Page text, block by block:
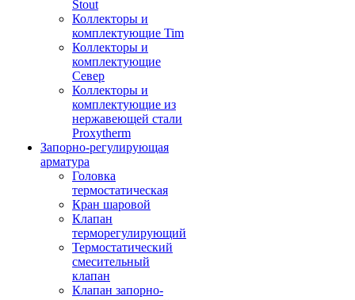
Stout
Коллекторы и
комплектующие Tim
Коллекторы и
комплектующие
Север
Коллекторы и
комплектующие из
нержавеющей стали
Proxytherm
Запорно-регулирующая
арматура
Головка
термостатическая
Кран шаровой
Клапан
терморегулирующий
Термостатический
смесительный
клапан
Клапан запорно-